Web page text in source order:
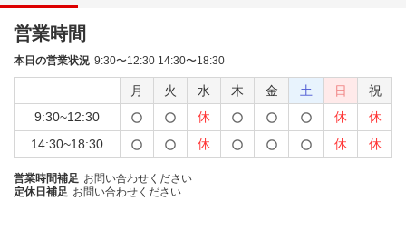
営業時間
本日の営業状況 9:30〜12:30 14:30〜18:30
月 火 水 木 金 土 日
祝
9:30~12:30
休 休
休
14:30~18:30
休 休 休
営業時間補足 お問い合わせください
定休日補足 お問い合わせください